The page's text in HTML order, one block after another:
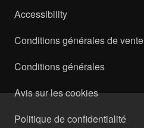
Accessibility
Conditions générales de vente
Conditions générales
Avis sur les cookies
Politique de confidentialité